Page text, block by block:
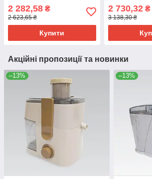
2 282,58 ₴
2 623,65 ₴
Купити
збивання
2 730,32₴
3 138,30 ₴
Акційні пропозиції та новинки
–13% –13%